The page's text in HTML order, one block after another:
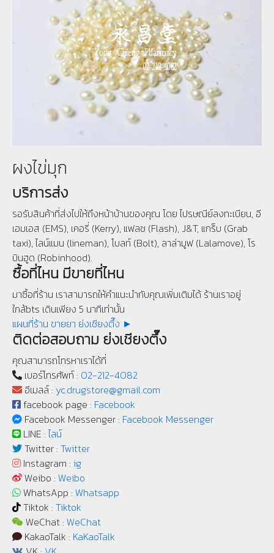
ผงไข่มุก
บริการส่ง
รอรับสินค้าที่ส่งไปให้ถึงหน้าบ้านของคุณ โดย ไปรษณีย์ลงทะเบียน, อี
เอมเอส (EMS), เคอรี่ (Kerry), แฟลช (Flash), J&T, แกร็บ (Grab
taxi), ไลน์แมน (lineman), โบลท์ (Bolt), ลาล่ามูฟ (Lalamove), โร
บินฮูด (Robinhood).
ซื้อที่ไหน มีขายที่ไหน
มาซื้อที่ร้าน เราสามารถให้คำแนะนำกับคุณเพิ่มเติมได้ ร้านเราอยู่
ใกล้bts เดินเพียง 5 นาทีเท่านั้น
แผนที่ร้าน ขายยา ย่งเชียงตึ๊ง ►
ติดต่อสอบถาม ย่งเชียงตึ๊ง
คุณสามารถโทรหาเราได้ที่
เบอร์โทรศัพท์ : 02-212-4082
อีเมลล์ : yc.drugstore@gmail.com
facebook page : Facebook
Facebook Messenger : Facebook Messenger
LINE :ไลน์
Twitter : Twitter
Instagram : ig
Weibo : Weibo
WhatsApp : Whatsapp
Tiktok : Tiktok
WeChat : WeChat
KakaoTalk : KaKaoTalk